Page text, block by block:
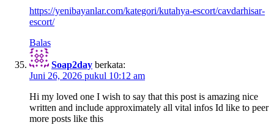
https://yenibayanlar.com/kategori/kutahya-escort/cavdarhisar-
escort/
Balas
Soap2day berkata:
Juni 26, 2026 pukul 10:12 am
Hi my loved one I wish to say that this post is amazing nice
written and include approximately all vital infos Id like to peer
more posts like this